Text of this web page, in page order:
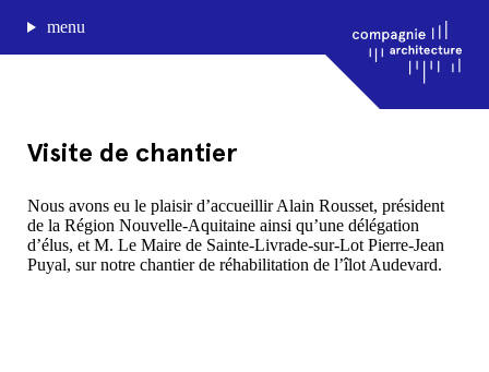
menu
journal de bord
projets
approche
agence
Visite de chantier
Nous avons eu le plaisir d’accueillir Alain Rousset, président
de la Région Nouvelle-Aquitaine ainsi qu’une délégation
d’élus, et M. Le Maire de Sainte-Livrade-sur-Lot Pierre-Jean
Puyal, sur notre chantier de réhabilitation de l’îlot Audevard.